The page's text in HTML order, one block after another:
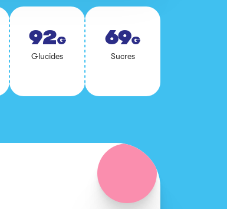
92G
Glu­cides
69G
Sucres